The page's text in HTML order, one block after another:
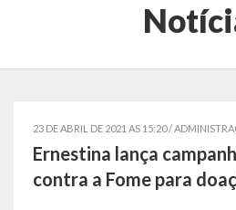
Símbolos
Telefones Úteis
23 DE ABRIL DE 2021 AS 15:20 /
Ernestina lança
contra a Fome para